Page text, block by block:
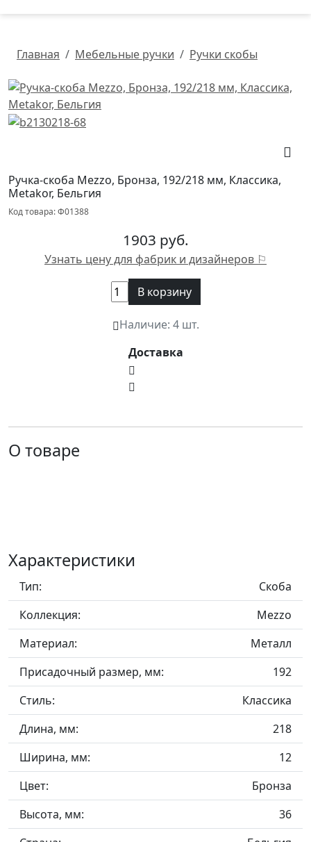
Главная Мебельные ручки Ручки скобы
Ручка-скоба Mezzo, Бронза, 192/218 мм, Классика,
Metakor, Бельгия
Код товара: Ф01388
1903 руб.
Узнать цену для фабрик и дизайнеров ⚐
В корзину
Наличие: 4 шт.
Доставка
О товаре
Характеристики
Тип:
Скоба
Коллекция:
Mezzo
Материал:
Металл
Присадочный размер, мм:
192
Стиль:
Классика
Длина, мм:
218
Ширина, мм:
12
Цвет:
Бронза
Высота, мм:
36